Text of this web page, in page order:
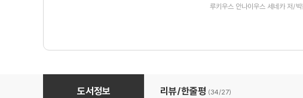
도서정보 리뷰/한줄평 (34/27)